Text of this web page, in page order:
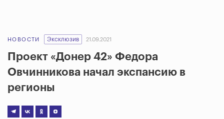
НОВОСТИ Эксклюзив 21.09.2021
Проект «Донер 42» Федора
Овчинникова начал экспансию в
регионы